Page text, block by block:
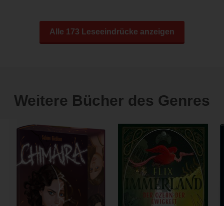
Alle 173 Leseeindrücke anzeigen
Weitere Bücher des Genres